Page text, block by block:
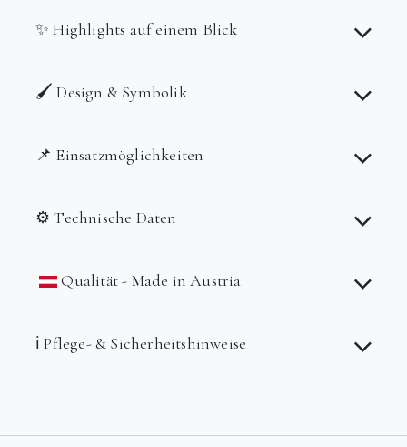
✨ Highlights auf einem Blick
🖌️ Design & Symbolik
📌 Einsatzmöglichkeiten
⚙️ Technische Daten
Qualität - Made in Austria
ℹ️ Pflege- & Sicherheitshinweise